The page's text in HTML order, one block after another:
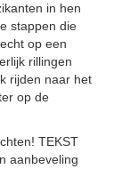
in hen
stappen die
op een
rillingen
rijden naar het
op de
TEKST
aanbeveling